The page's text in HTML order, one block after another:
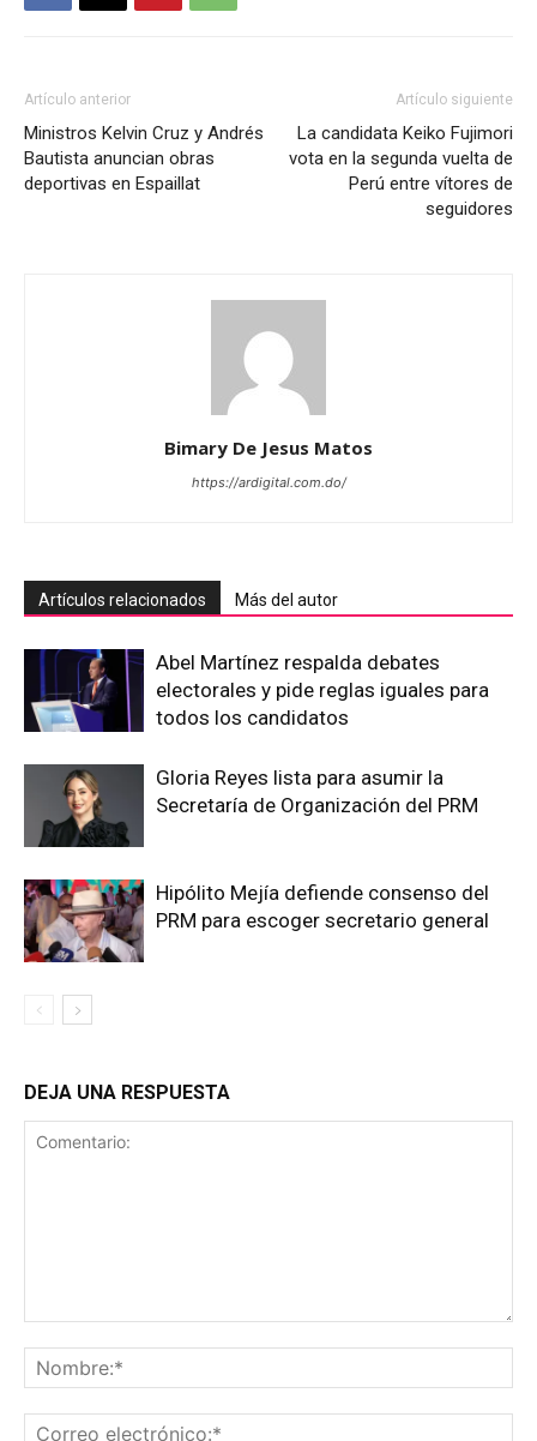
Artículo anterior
Ministros Kelvin Cruz y Andrés
Bautista anuncian obras
deportivas en Espaillat
Artículo siguiente
La candidata Keiko Fujimori
vota en la segunda vuelta de
Perú entre vítores de
seguidores
Bimary De Jesus Matos
https://ardigital.com.do/
Artículos relacionados Más del autor
Abel Martínez respalda debates
electorales y pide reglas iguales para
todos los candidatos
Gloria Reyes lista para asumir la
Secretaría de Organización del PRM
Hipólito Mejía defiende consenso del
PRM para escoger secretario general
DEJA UNA RESPUESTA